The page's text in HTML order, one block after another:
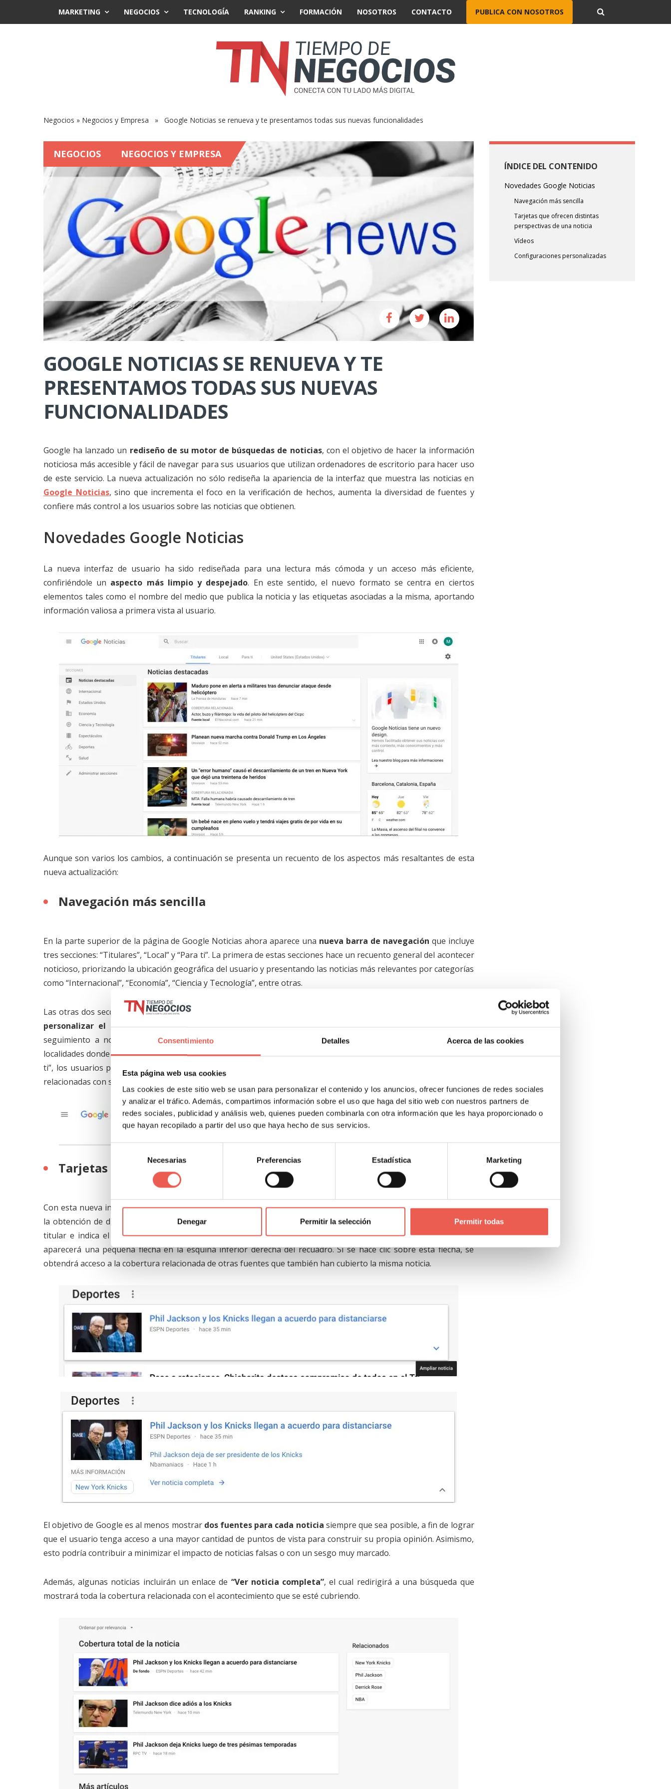
Consentimiento Detalles Acerca de las cookies
Esta página web usa cookies
Las cookies de este sitio web se usan para personalizar el contenido y los anuncios, ofrecer funciones de redes sociales
y analizar el tráfico. Además, compartimos información sobre el uso que haga del sitio web con nuestros partners de
redes sociales, publicidad y análisis web, quienes pueden combinarla con otra información que les haya proporcionado o
que hayan recopilado a partir del uso que haya hecho de sus servicios.
consentimiento
Necesarias Preferencias Estadística Marketing
Denegar Permitir la selección Permitir todas
MARKETING NEGOCIOS TECNOLOGÍA RANKING FORMACIÓN NOSOTROS CONTACTO PUBLICA CON NOSOTROS
Negocios » Negocios y Empresa » Google Noticias se renueva y te presentamos todas sus nuevas funcionalidades
NEGOCIOS NEGOCIOS Y EMPRESA
GOOGLE NOTICIAS SE RENUEVA Y TE
PRESENTAMOS TODAS SUS NUEVAS
FUNCIONALIDADES
Google ha lanzado un rediseño de su motor de búsquedas de noticias, con el objetivo de hacer la información
noticiosa más accesible y fácil de navegar para sus usuarios que utilizan ordenadores de escritorio para hacer uso
de este servicio. La nueva actualización no sólo rediseña la apariencia de la interfaz que muestra las noticias en
Google Noticias, sino que incrementa el foco en la verificación de hechos, aumenta la diversidad de fuentes y
confiere más control a los usuarios sobre las noticias que obtienen.
Novedades Google Noticias
La nueva interfaz de usuario ha sido rediseñada para una lectura más cómoda y un acceso más eficiente,
confiriéndole un aspecto más limpio y despejado. En este sentido, el nuevo formato se centra en ciertos
elementos tales como el nombre del medio que publica la noticia y las etiquetas asociadas a la misma, aportando
información valiosa a primera vista al usuario.
Aunque son varios los cambios, a continuación se presenta un recuento de los aspectos más resaltantes de esta
nueva actualización:
Navegación más sencilla
En la parte superior de la página de Google Noticias ahora aparece una nueva barra de navegación que incluye
tres secciones: “Titulares”, “Local” y “Para ti”. La primera de estas secciones hace un recuento general del acontecer
noticioso, priorizando la ubicación geográfica del usuario y presentando las noticias más relevantes por categorías
como “Internacional”, “Economía”, “Ciencia y Tecnología”, entre otras.
Las otras dos secciones están diseñadas para que, luego de acceder a su cuenta de Google,
personalizar el contenido de las mismas. En este sentido, en la sección “Local”, el usuario podrá hacer
seguimiento a noticias de cualquier parte del mundo por el que sienta interés, incluyendo su ciudad natal,
localidades donde conduce negocios y cualquier otro sitio que le resulte relevante. Por su parte, en la sección “Para
ti”, los usuarios podrán señalar sus intereses de nicho, basado en intereses muy específicos tales como noticias
relacionadas con su equipo deportivo favorito o noticias relacionadas con nuevos descubrimientos astronómicos.
Tarjetas que ofrecen distintas perspectivas de una noticia
Con esta nueva interfaz, las noticias aparecerán presentadas comopequeños recuadros o tarjetasque facilitan
la obtención de distintas perspectivas de un mismo hecho noticioso. Si bien cada una de estas tarjetas coloca el
titular e indica el medio que publicó una noticia, cuando haya otras fuentes publicando sobre el mismo tema,
aparecerá una pequeña flecha en la esquina inferior derecha del recuadro. Si se hace clic sobre esta flecha, se
obtendrá acceso a la cobertura relacionada de otras fuentes que también han cubierto la misma noticia.
El objetivo de Google es al menos mostrar dos fuentes para cada noticia siempre que sea posible, a fin de lograr
que el usuario tenga acceso a una mayor cantidad de puntos de vista para construir su propia opinión. Asimismo,
esto podría contribuir a minimizar el impacto de noticias falsas o con un sesgo muy marcado.
Además, algunas noticias incluirán un enlace de “Ver noticia completa”, el cual redirigirá a una búsqueda que
mostrará toda la cobertura relacionada con el acontecimiento que se esté cubriendo.
ÍNDICE DEL CONTENIDO
Novedades Google Noticias
Navegación más sencilla
Tarjetas que ofrecen distintas
perspectivas de una noticia
Vídeos
Configuraciones personalizadas